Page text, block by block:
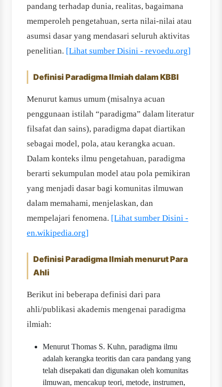
pandang terhadap dunia, realitas, bagaimana
memperoleh pengetahuan, serta nilai-nilai atau
asumsi dasar yang mendasari seluruh aktivitas
penelitian. [Lihat sumber Disini - revoedu.org]
Definisi Paradigma Ilmiah dalam KBBI
Menurut kamus umum (misalnya acuan
penggunaan istilah “paradigma” dalam literatur
filsafat dan sains), paradigma dapat diartikan
sebagai model, pola, atau kerangka acuan.
Dalam konteks ilmu pengetahuan, paradigma
berarti sekumpulan model atau pola pemikiran
yang menjadi dasar bagi komunitas ilmuwan
dalam memahami, menjelaskan, dan
mempelajari fenomena. [Lihat sumber Disini -
en.wikipedia.org]
Definisi Paradigma Ilmiah menurut Para
Ahli
Berikut ini beberapa definisi dari para
ahli/publikasi akademis mengenai paradigma
ilmiah:
Menurut Thomas S. Kuhn, paradigma ilmu
adalah kerangka teoritis dan cara pandang yang
telah disepakati dan digunakan oleh komunitas
ilmuwan, mencakup teori, metode, instrumen,